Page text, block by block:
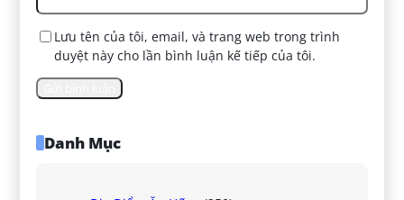
Lưu tên của tôi, email, và trang web trong trình
duyệt này cho lần bình luận kế tiếp của tôi.
Danh Mục